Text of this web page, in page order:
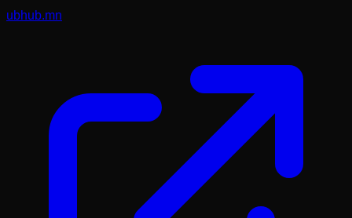
ubhub.mn